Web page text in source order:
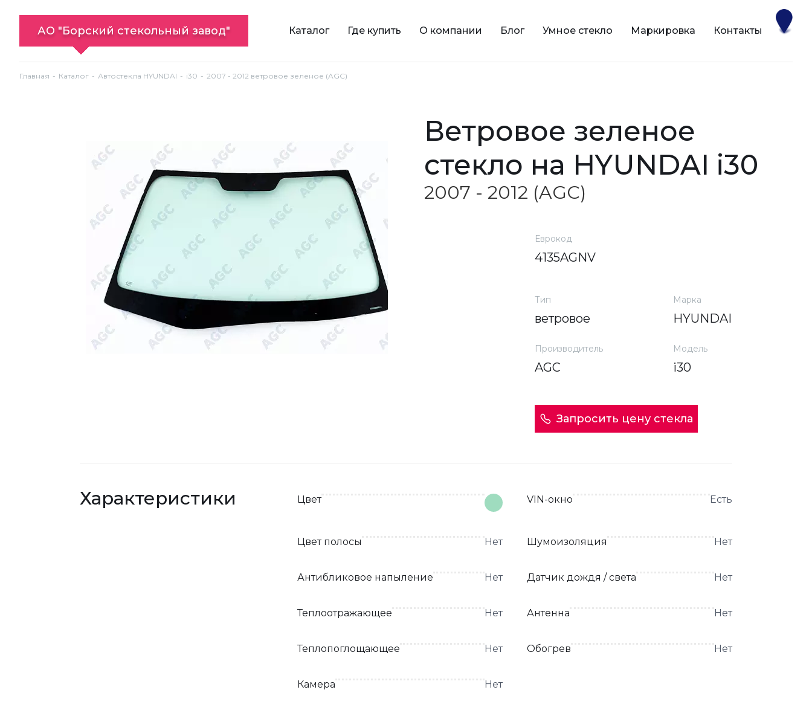
АО "Борский стекольный завод" Каталог Где купить О компании Блог Умное стекло Маркировка Контакты
Главная Каталог Автостекла HYUNDAI i30 2007 - 2012 ветровое зеленое (AGC)
ветровое зеленое
стекло на HYUNDAI i30
2007 - 2012 (AGC)
Еврокод
4135AGNV
Тип
ветровое
Марка
HYUNDAI
Производитель
AGC
Модель
i30
Запросить цену стекла
Характеристики Цвет VIN-окно Есть
Цвет полосы Нет Шумоизоляция Нет
Антибликовое напыление Нет Датчик дождя / света Нет
Теплоотражающее Нет Антенна Нет
Теплопоглощающее Нет Обогрев Нет
Камера Нет